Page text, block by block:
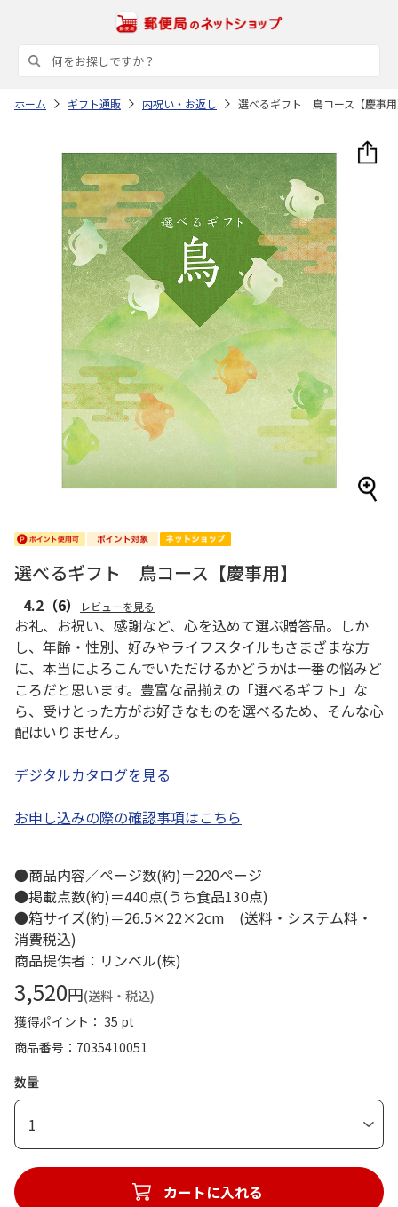
ホーム ギフト通販 内祝い・お返し 選べるギフト 鳥コース【慶事
選べるギフト 鳥コース【慶事用】
4.2 （6） レビューを見る
お礼、お祝い、感謝など、心を込めて選ぶ贈答品。しか
し、年齢・性別、好みやライフスタイルもさまざまな方
に、本当によろこんでいただけるかどうかは一番の悩みど
ころだと思います。豊富な品揃えの「選べるギフト」な
ら、受けとった方がお好きなものを選べるため、そんな心
配はいりません。
デジタルカタログを見る
お申し込みの際の確認事項はこちら
●商品内容／ページ数(約)＝220ページ
●掲載点数(約)＝440点(うち食品130点)
●箱サイズ(約)＝26.5×22×2cm (送料・システム料・
消費税込)
商品提供者：リンベル(株)
3,520円(送料・税込)
獲得ポイント： 35 pt
商品番号
7035410051
数量
1
カートに入れる